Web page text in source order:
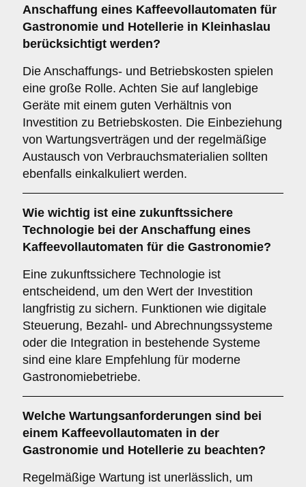
Anschaffung eines Kaffeevollautomaten für
Gastronomie und Hotellerie in Kleinhaslau
berücksichtigt werden?
Die Anschaffungs- und Betriebskosten spielen
eine große Rolle. Achten Sie auf langlebige
Geräte mit einem guten Verhältnis von
Investition zu Betriebskosten. Die Einbeziehung
von Wartungsverträgen und der regelmäßige
Austausch von Verbrauchsmaterialien sollten
ebenfalls einkalkuliert werden.
Wie wichtig ist eine zukunftssichere
Technologie bei der Anschaffung eines
Kaffeevollautomaten für die Gastronomie?
Eine zukunftssichere Technologie ist
entscheidend, um den Wert der Investition
langfristig zu sichern. Funktionen wie digitale
Steuerung, Bezahl- und Abrechnungssysteme
oder die Integration in bestehende Systeme
sind eine klare Empfehlung für moderne
Gastronomiebetriebe.
Welche Wartungsanforderungen sind bei
einem Kaffeevollautomaten in der
Gastronomie und Hotellerie zu beachten?
Regelmäßige Wartung ist unerlässlich, um